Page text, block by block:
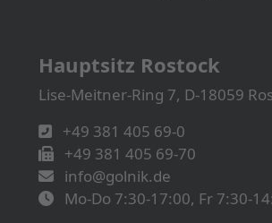
Hauptsitz Rostock
Lise-Meitner-Ring 7, D-18059
+49 381 405 69-0
+49 381 405 69-70
info@golnik.de
Mo-Do 7:30-17:00, Fr 7:30-